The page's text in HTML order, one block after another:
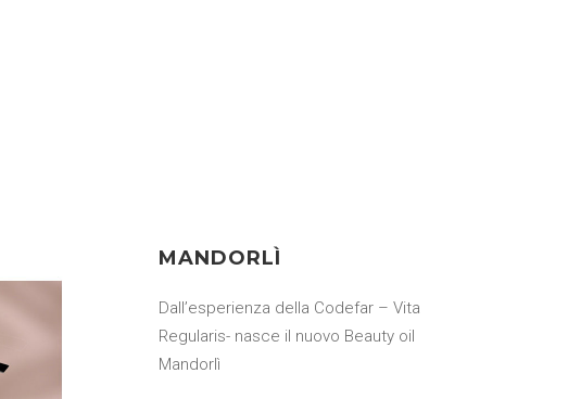
MANDORLÌ
Dall’esperienza della Codefar – Vita
Regularis- nasce il nuovo Beauty oil
Mandorlì